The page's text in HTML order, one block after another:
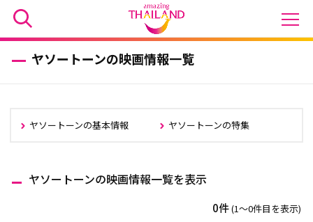
ヤソートーンの映画情報一覧
ヤソートーンの基本情報 ヤソートーンの特集
ヤソートーンの映画情報一覧を表示
0件(1〜0件目を表示)